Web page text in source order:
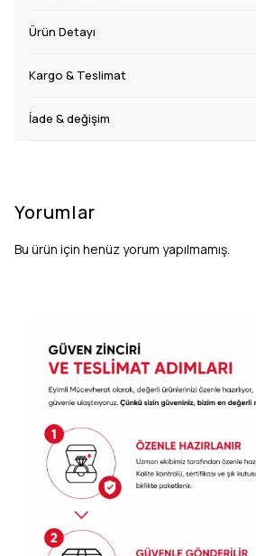
Ürün Detayı
Kargo & Teslimat
İade & değişim
Yorumlar
Bu ürün için henüz yorum yapılmamış.